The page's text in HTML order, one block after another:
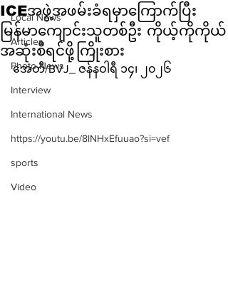
Local News
Articles
Photo News
Interview
International News
https://youtu.be/8lNHxEfuuao?si=vef
sports
Video
ICEအဖွဲ့အဖမ်းခံရမှာကြောက်ပြီး
မြန်မာကျောင်းသူတစ်ဦး ကိုယ့်ကိုကိုယ်
အဆုံးစီရင်ဖို့ကြိုးစား
အေတီ/BVJ_ ဇန်နဝါရီ ၁၄၊ ၂၀၂၆